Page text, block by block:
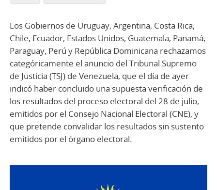
Los Gobiernos de Uruguay, Argentina, Costa Rica,
Chile, Ecuador, Estados Unidos, Guatemala, Panamá,
Paraguay, Perú y República Dominicana rechazamos
categóricamente el anuncio del Tribunal Supremo
de Justicia (TSJ) de Venezuela, que el día de ayer
indicó haber concluido una supuesta verificación de
los resultados del proceso electoral del 28 de julio,
emitidos por el Consejo Nacional Electoral (CNE), y
que pretende convalidar los resultados sin sustento
emitidos por el órgano electoral.